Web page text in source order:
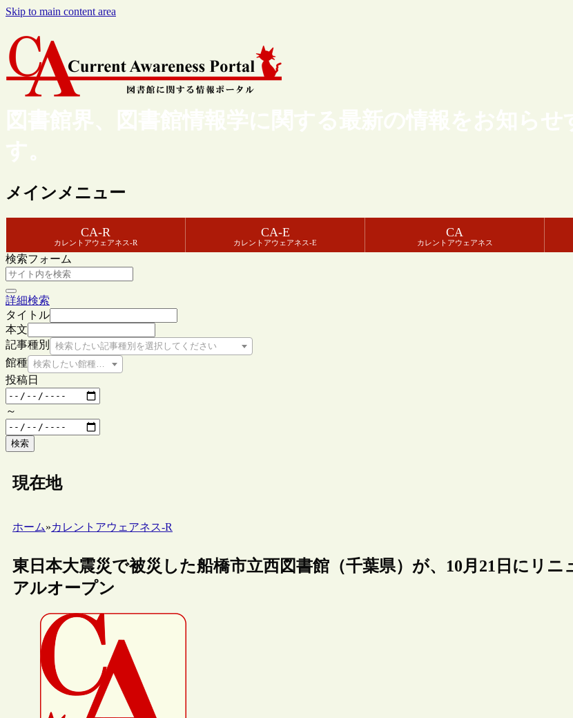
Skip to main content area
図書館界、図書館情報学に関する最新の情報をお知ら
す。
メインメニュー
CA-R
カレントアウェアネス-R
CA-E
カレントアウェアネス-E
CA
カレントアウェアネス
検索フォーム
詳細検索
タイトル
本文
記事種別
検索したい記事種別を選択してください
館種 検索したい館種を選択してください
投稿日
～
検索
現在地
ホーム»カレントアウェアネス-R
東日本大震災で被災した船橋市立西図書館（千葉県）が、10月21日にリニ
アルオープン